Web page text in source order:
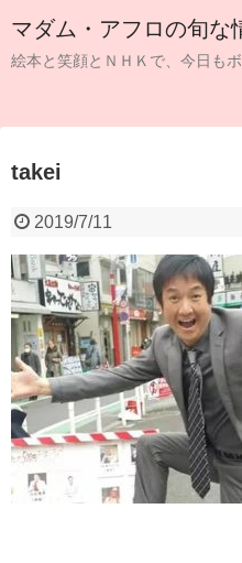
マダム・アフロの旬な
絵本と笑顔とＮＨＫで、今日も
takei
2019/7/11